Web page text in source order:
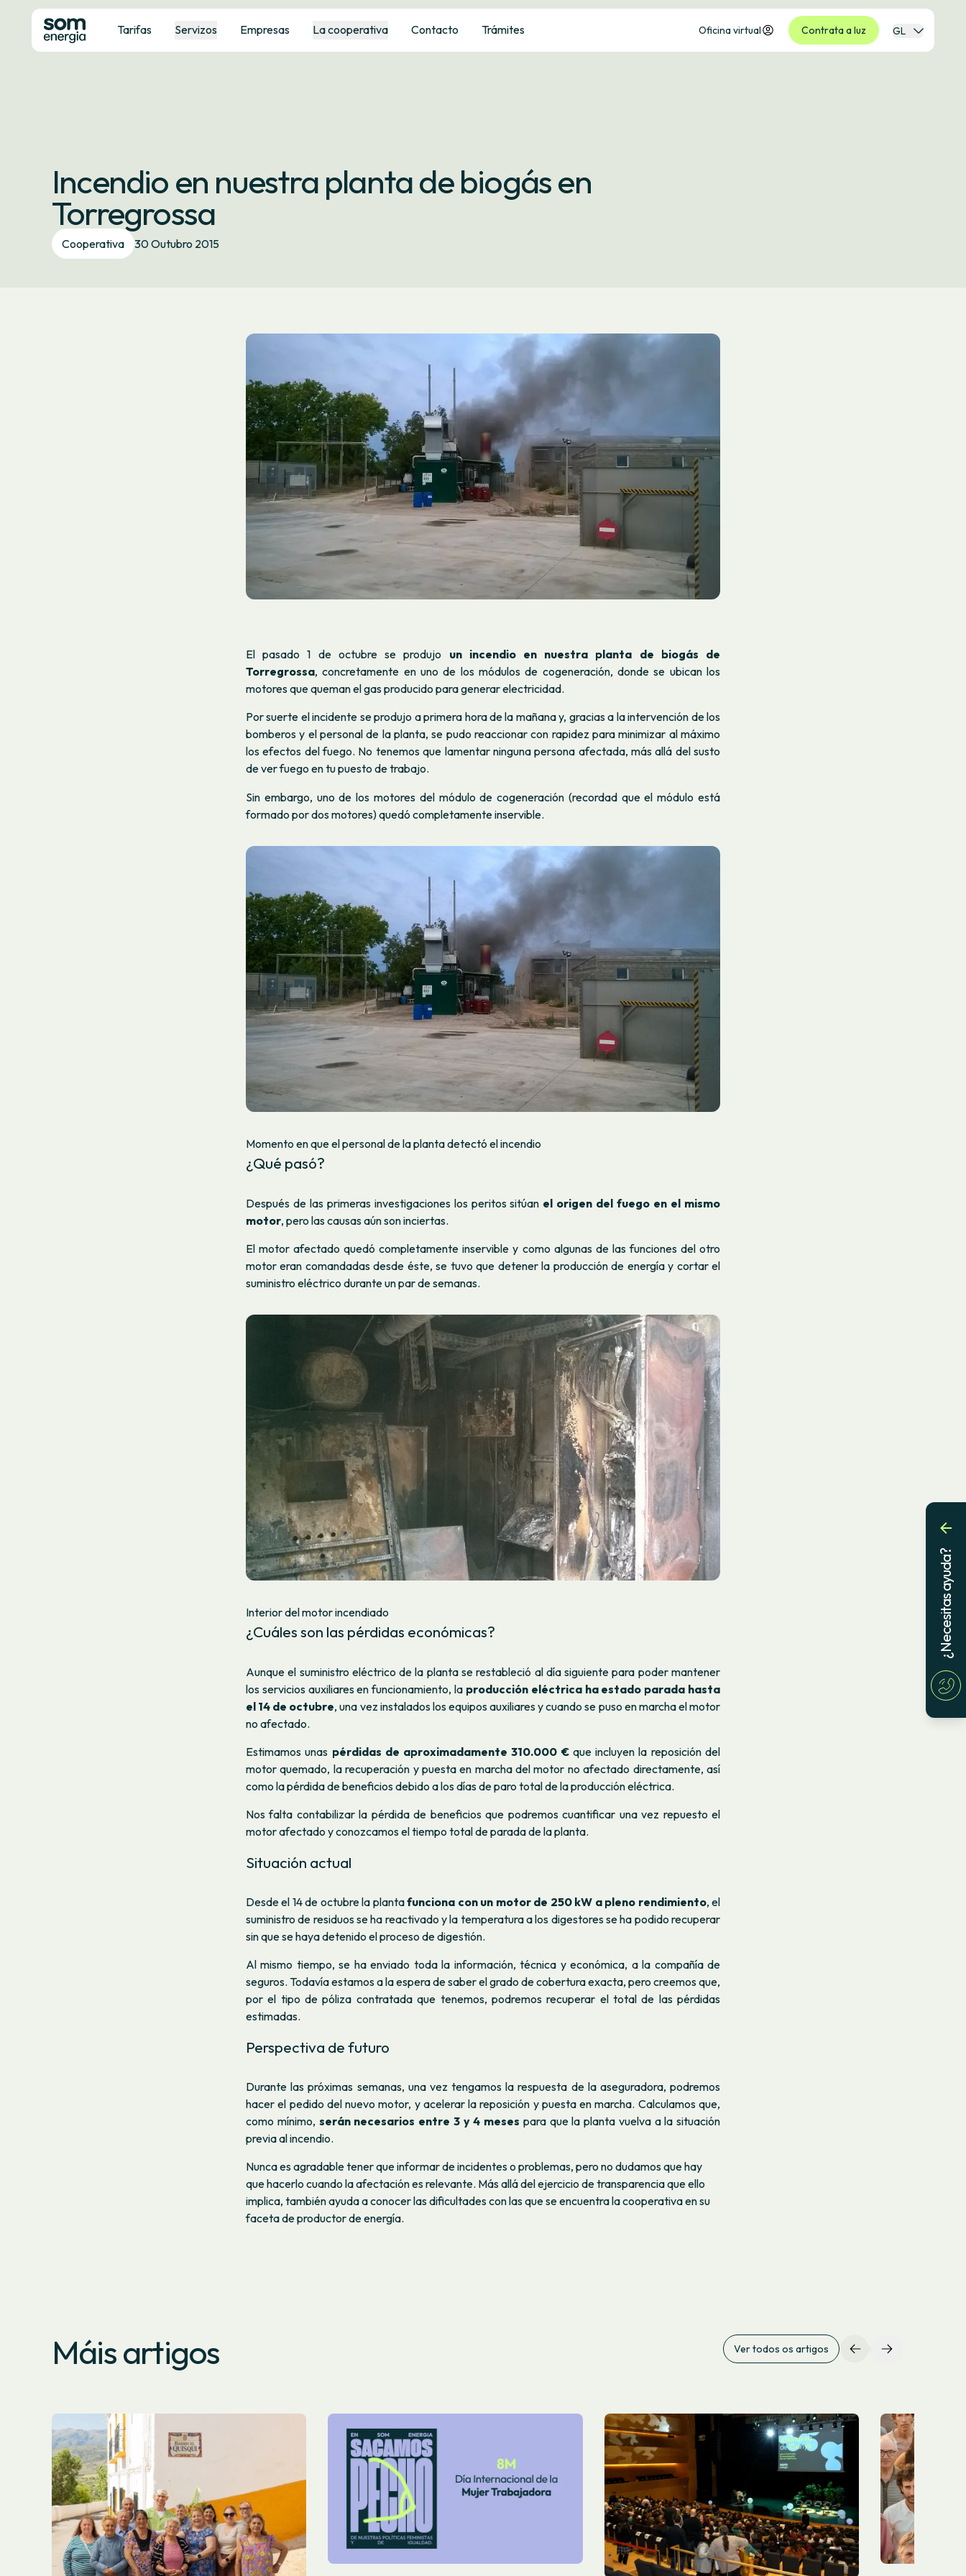
Tarifas Servizos Empresas La cooperativa Contacto Trámites Oficina virtual Contrata a luz GL
Incendio en nuestra planta de biogás en
Torregrossa
Cooperativa 30 Outubro 2015
El pasado 1 de octubre se produjo un incendio en nuestra planta de biogás de
Torregrossa, concretamente en uno de los módulos de cogeneración, donde se ubican los
motores que queman el gas producido para generar electricidad.
Por suerte el incidente se produjo a primera hora de la mañana y, gracias a la intervención de los
bomberos y el personal de la planta, se pudo reaccionar con rapidez para minimizar al máximo
los efectos del fuego. No tenemos que lamentar ninguna persona afectada, más allá del susto
de ver fuego en tu puesto de trabajo.
Sin embargo, uno de los motores del módulo de cogeneración (recordad que el módulo está
formado por dos motores) quedó completamente inservible.
Momento en que el personal de la planta detectó el incendio
¿Qué pasó?
Después de las primeras investigaciones los peritos sitúan el origen del fuego en el mismo
motor, pero las causas aún son inciertas.
El motor afectado quedó completamente inservible y como algunas de las funciones del otro
motor eran comandadas desde éste, se tuvo que detener la producción de energía y cortar el
suministro eléctrico durante un par de semanas.
Interior del motor incendiado
¿Cuáles son las pérdidas económicas?
Aunque el suministro eléctrico de la planta se restableció al día siguiente para poder mantener
los servicios auxiliares en funcionamiento, la producción eléctrica ha estado parada hasta
el 14 de octubre, una vez instalados los equipos auxiliares y cuando se puso en marcha el motor
no afectado.
Estimamos unas pérdidas de aproximadamente 310.000 €que incluyen la reposición del
motor quemado, la recuperación y puesta en marcha del motor no afectado directamente, así
como la pérdida de beneficios debido a los días de paro total de la producción eléctrica.
Nos falta contabilizar la pérdida de beneficios que podremos cuantificar una vez repuesto el
motor afectado y conozcamos el tiempo total de parada de la planta.
Situación actual
Desde el 14 de octubre la plantafunciona con un motor de 250 kW a pleno rendimiento, el
suministro de residuos se ha reactivado y la temperatura a los digestores se ha podido recuperar
sin que se haya detenido el proceso de digestión.
Al mismo tiempo, se ha enviado toda la información, técnica y económica, a la compañía de
seguros. Todavía estamos a la espera de saber el grado de cobertura exacta, pero creemos que,
por el tipo de póliza contratada que tenemos, podremos recuperar el total de las pérdidas
estimadas.
Perspectiva de futuro
Durante las próximas semanas, una vez tengamos la respuesta de la aseguradora, podremos
hacer el pedido del nuevo motor, y acelerar la reposición y puesta en marcha. Calculamos que,
como mínimo, serán necesarios entre 3 y 4 meses para que la planta vuelva a la situación
previa al incendio.
Nunca es agradable tener que informar de incidentes o problemas, pero no dudamos que hay
que hacerlo cuando la afectación es relevante. Más allá del ejercicio de transparencia que ello
implica, también ayuda a conocer las dificultades con las que se encuentra la cooperativa en su
faceta de productor de energía.
Máis artigos Ver todos os artigos
¿Necesitas ayuda?